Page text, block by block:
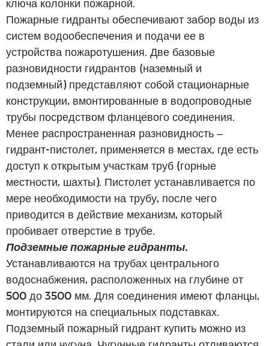
ключа колонки пожарной.
Пожарные гидранты обеспечивают забор воды из
систем водообеспечения и подачи ее в
устройства пожаротушения. Две базовые
разновидности гидрантов (наземный и
подземный) представляют собой стационарные
конструкции, вмонтированные в водопроводные
трубы посредством фланцевого соединения.
Менее распространенная разновидность –
гидрант-пистолет, применяется в местах, где есть
доступ к открытым участкам труб (горные
местности, шахты). Пистолет устанавливается по
мере необходимости на трубу, после чего
приводится в действие механизм, который
пробивает отверстие в трубе.
Подземные пожарные гидранты.
Устанавливаются на трубах центрального
водоснабжения, расположенных на глубине от
500 до 3500 мм. Для соединения имеют фланцы,
монтируются на специальных подставках.
Подземный пожарный гидрант купить можно из